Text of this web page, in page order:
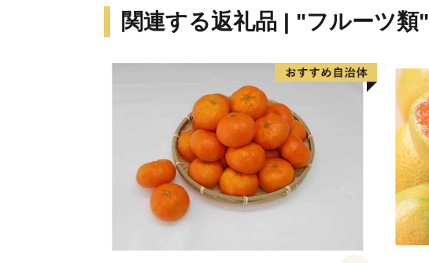
関連する返礼品 | "フルーツ類"